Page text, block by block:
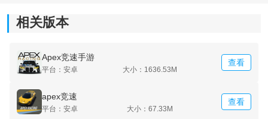
《apex竞速联机版》游戏亮点：
的比赛。
方法。
相关版本
Apex竞速手游
平台：安卓 大小：1636.53M
查看
apex竞速
平台：安卓 大小：67.33M
查看